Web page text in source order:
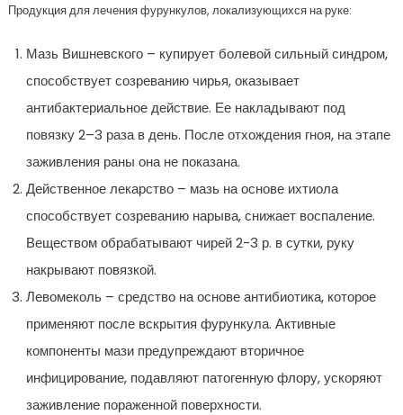
Продукция для лечения фурункулов, локализующихся на руке:
Мазь Вишневского – купирует болевой сильный синдром,
способствует созреванию чирья, оказывает
антибактериальное действие. Ее накладывают под
повязку 2–3 раза в день. После отхождения гноя, на этапе
заживления раны она не показана.
Действенное лекарство – мазь на основе ихтиола
способствует созреванию нарыва, снижает воспаление.
Веществом обрабатывают чирей 2-3 р. в сутки, руку
накрывают повязкой.
Левомеколь – средство на основе антибиотика, которое
применяют после вскрытия фурункула. Активные
компоненты мази предупреждают вторичное
инфицирование, подавляют патогенную флору, ускоряют
заживление пораженной поверхности.